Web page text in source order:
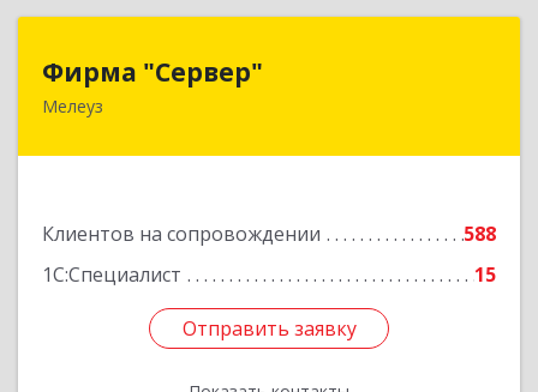
Фирма "Сервер"
Мелеуз
Клиентов на сопровождении
588
1С:Специалист
15
Отправить заявку
453852, Башкортостан Респ, Мелеузовский р-н,
Отправить заявку